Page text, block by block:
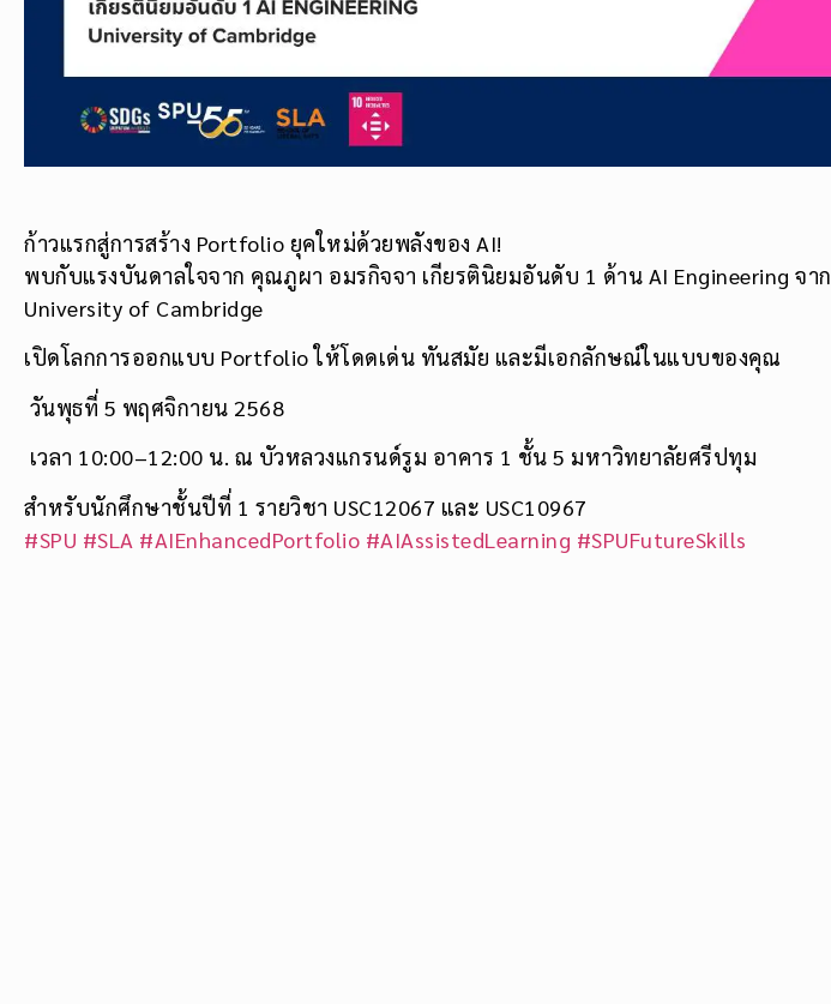
ก้าวแรกสู่การสร้าง Portfolio ยุคใหม่ด้วยพลังของ AI!
พบกับแรงบันดาลใจจาก คุณภูผา อมรกิจจา เกียรตินิยมอันดับ 1 ด้าน AI Engineering จาก
University of Cambridge
เปิดโลกการออกแบบ Portfolio ให้โดดเด่น ทันสมัย และมีเอกลักษณ์ในแบบของคุณ
วันพุธที่ 5 พฤศจิกายน 2568
เวลา 10:00–12:00 น. ณ บัวหลวงแกรนด์รูม อาคาร 1 ชั้น 5 มหาวิทยาลัยศรีปทุม
สำหรับนักศึกษาชั้นปีที่ 1 รายวิชา USC12067 และ USC10967
#SPU #SLA #AIEnhancedPortfolio #AIAssistedLearning #SPUFutureSkills